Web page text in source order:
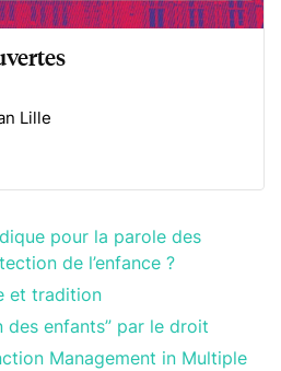
Lille
pour la parole des
de l’enfance ?
et tradition
des enfants” par le droit
Management in Multiple